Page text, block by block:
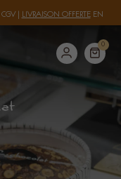
CGV| LIVRAISON OFFERTEEN
0